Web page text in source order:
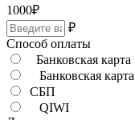
1000₽
₽
Способ оплаты
Банковская карта
Банковская
СБП
QIWI